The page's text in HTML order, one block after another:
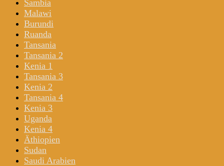
Sambia
Malawi
Burundi
Ruanda
Tansania
Tansania 2
Kenia 1
Tansania 3
Kenia 2
Tansania 4
Kenia 3
Uganda
Kenia 4
Äthiopien
Sudan
Saudi Arabien